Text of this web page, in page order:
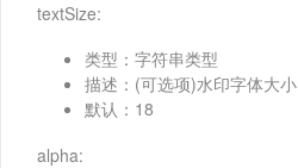
textSize:
类型：字符串类型
描述：(可选项)水印字体大小
默认：18
alpha: